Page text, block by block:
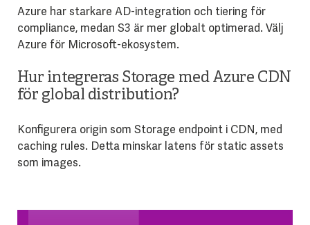
Azure har starkare AD-integration och tiering för
compliance, medan S3 är mer globalt optimerad. Välj
Azure för Microsoft-ekosystem.
Hur integreras Storage med Azure CDN
för global distribution?
Konfigurera origin som Storage endpoint i CDN, med
caching rules. Detta minskar latens för static assets
som images.